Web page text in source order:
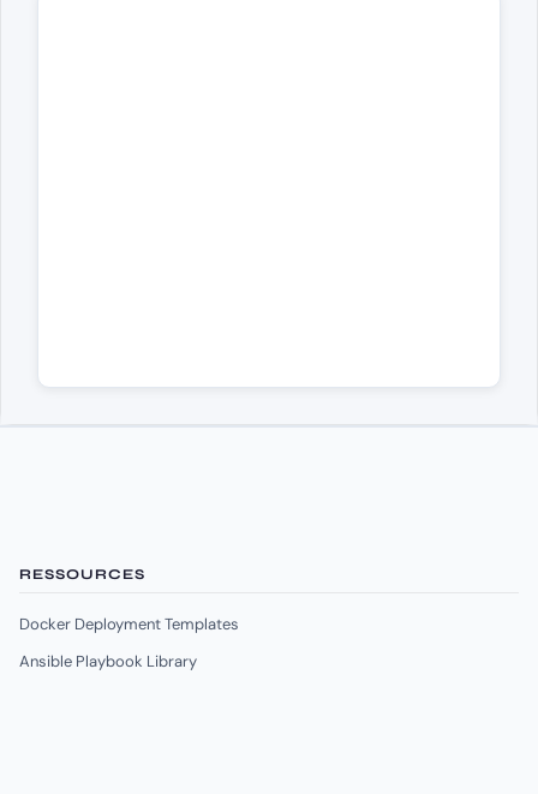
RESSOURCES
Docker Deployment Templates
Ansible Playbook Library